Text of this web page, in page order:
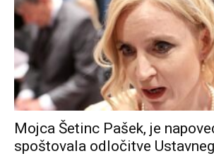
Mojca Šetinc Pašek, je
spoštovala odločitve